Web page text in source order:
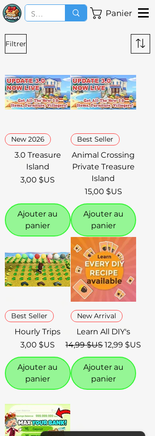
Panier
Filtrer
New 2026
3.0 Treasure
Island
Prix
3,00 $US
Ajouter au
panier
Best Seller
Animal Crossing
Private Treasure
Island
Prix
15,00 $US
Ajouter au
panier
Best Seller
Hourly Trips
Prix
3,00 $US
Ajouter au
panier
New Arrival
Learn All DIY's
Prix original
14,99 $USPrix
12,99 $US
Ajouter au
panier